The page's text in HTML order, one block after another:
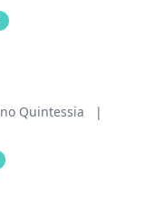
Quintessia
|